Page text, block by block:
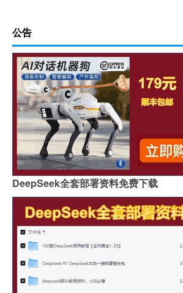
公告
DeepSeek全套部署资料免费下载